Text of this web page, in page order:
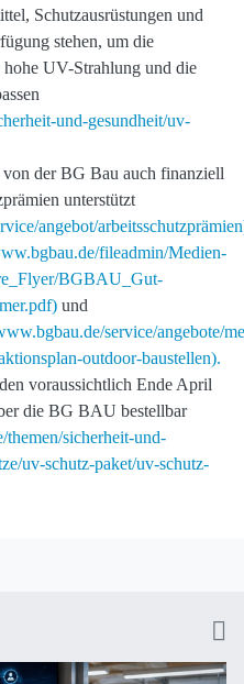
Schutzausrüstungen und
stehen, um die
UV-Strahlung und die
und-gesundheit/uv-
der BG Bau auch finanziell
unterstützt
angebot/
fileadmin/Medien-
BGBAU_Gut-
und
service/angebote/
outdoor-baustellen).
voraussichtlich Ende April
die BG BAU bestellbar
sicherheit-und-
uv-schutz-paket/uv-schutz-